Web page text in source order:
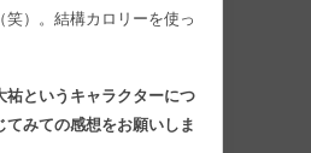
笑）。結構カロリーを使っ
というキャラクターにつ
てみての感想をお願いしま